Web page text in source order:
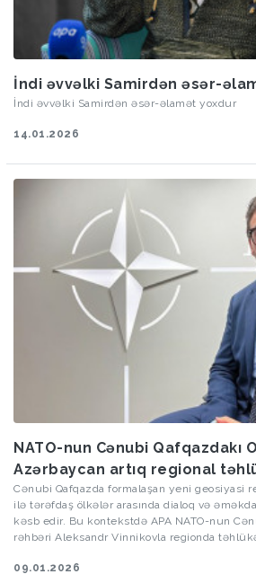
İndi əvvəlki Samirdən əsər-
İndi əvvəlki Samirdən əsər-əlamət yoxdur
14.01.2026
NATO-nun Cənubi Qafqazdakı
Azərbaycan artıq regional
mühitində mühüm rol oynayır
Cənubi Qafqazda formalaşan yeni geosiyasi
ilə tərəfdaş ölkələr arasında dialoq və
kəsb edir. Bu kontekstdə APA NATO-nun
rəhbəri Aleksandr Vinnikovla regionda
09.01.2026